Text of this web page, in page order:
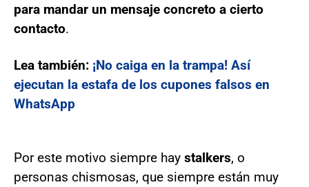
para mandar un mensaje concreto a cierto
contacto.
Lea también: ¡No caiga en la trampa! Así
ejecutan la estafa de los cupones falsos en
WhatsApp
Por este motivo siempre hay stalkers, o
personas chismosas, que siempre están muy